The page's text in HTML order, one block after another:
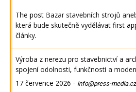
The post Bazar stavebních strojů
která bude skutečně vydělávat first
články.
Výroba z nerezu pro stavebnictví a
spojení odolnosti, funkčnosti a
17 července 2026 - info@press-media.cz